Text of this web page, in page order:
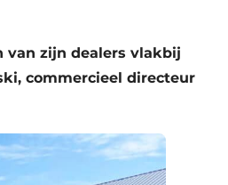
van zijn dealers vlakbij
commercieel directeur